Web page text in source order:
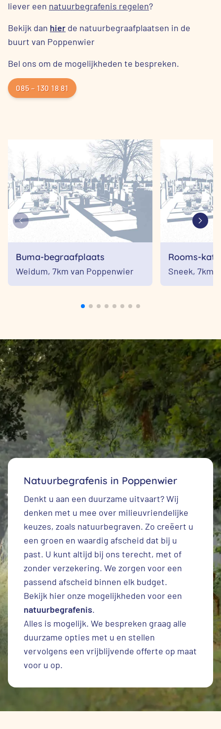
liever een natuurbegrafenis regelen?
Bekijk dan hier de natuurbegraafplaatsen in de
buurt van Poppenwier
Bel ons om de mogelijkheden te bespreken.
085 – 130 18 81
Buma-begraafplaats
Weidum, 7km van Poppenwier
Rooms-
Sneek, 7km
Natuurbegrafenis in Poppenwier
Denkt u aan een duurzame uitvaart? Wij
denken met u mee over milieuvriendelijke
keuzes, zoals natuurbegraven. Zo creëert u
een groen en waardig afscheid dat bij u
past. U kunt altijd bij ons terecht, met of
zonder verzekering. We zorgen voor een
passend afscheid binnen elk budget.
Bekijk hier onze mogelijkheden voor een
natuurbegrafenis.
Alles is mogelijk. We bespreken graag alle
duurzame opties met u en stellen
vervolgens een vrijblijvende offerte op maat
voor u op.